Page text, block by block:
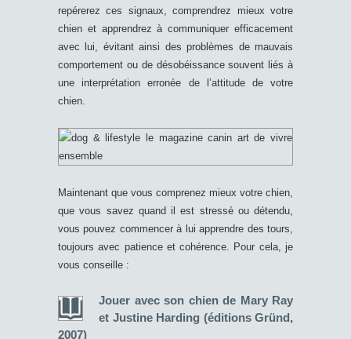
repérerez ces signaux, comprendrez mieux votre
chien et apprendrez à communiquer efficacement
avec lui, évitant ainsi des problèmes de mauvais
comportement ou de désobéissance souvent liés à
une interprétation erronée de l’attitude de votre
chien.
Maintenant que vous comprenez mieux votre chien,
que vous savez quand il est stressé ou détendu,
vous pouvez commencer à lui apprendre des tours,
toujours avec patience et cohérence. Pour cela, je
vous conseille :
Jouer avec son chien de Mary Ray
et Justine Harding (éditions Gründ,
2007)